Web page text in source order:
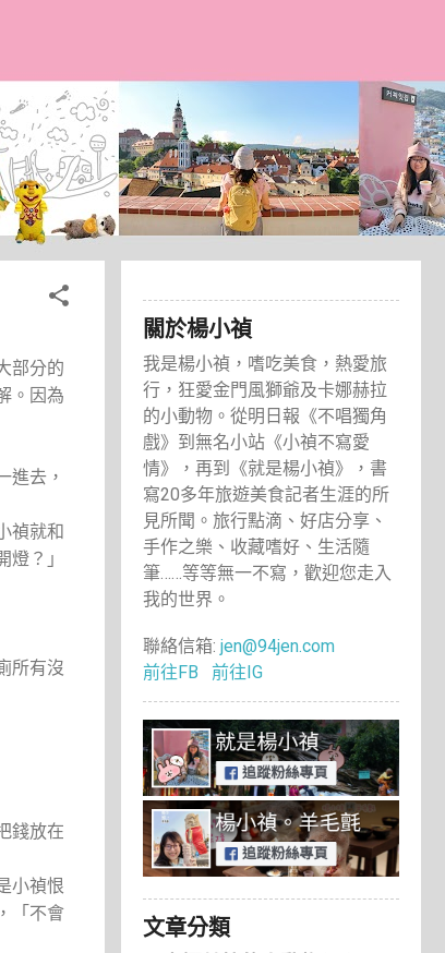
部分的
。因為
進去，
禎就和
？」
所有沒
錢放在
小禎恨
「不會
關於楊小禎
我是楊小禎，嗜吃美食，熱愛旅
行，狂愛金門風獅爺及卡娜赫拉
的小動物。從明日報《不唱獨角
戲》到無名小站《小禎不寫愛
情》，再到《就是楊小禎》，書
寫20多年旅遊美食記者生涯的所
見所聞。旅行點滴、好店分享、
手作之樂、收藏嗜好、生活隨
筆……等等無一不寫，歡迎您走入
我的世界。
聯絡信箱: jen@94jen.com
前往FB
前往IG
文章分類